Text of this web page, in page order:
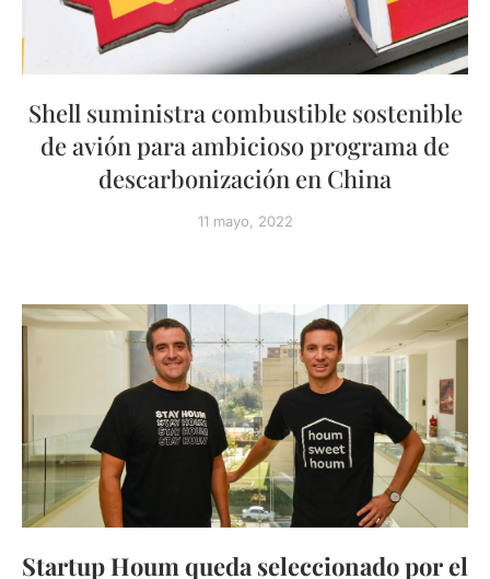
Shell suministra combustible sostenible
de avión para ambicioso programa de
descarbonización en China
11 mayo, 2022
Startup Houm queda seleccionado por el